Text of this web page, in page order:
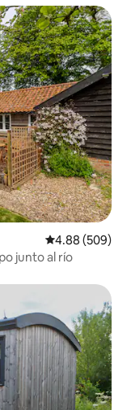
Calificación
4.88 (509)
junto al río